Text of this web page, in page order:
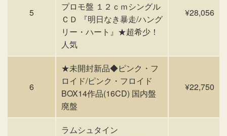
5
プロモ盤 １２ｃｍシングル
ＣＤ 『明日なき暴走/ハング
リー・ハート』★超希少！
人気
¥28,056
6
★未開封新品◆ピンク・フ
ロイド/ピンク・フロイド
BOX14作品(16CD) 国内盤
廃盤
¥22,750
ラムシュタイン